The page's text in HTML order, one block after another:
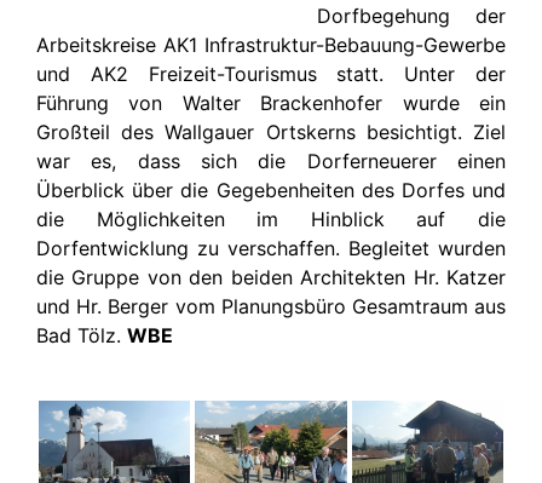
Dorfbegehung der
Arbeitskreise AK1 Infrastruktur-Bebauung-Gewerbe
und AK2 Freizeit-Tourismus statt. Unter der
Führung von Walter Brackenhofer wurde ein
Großteil des Wallgauer Ortskerns besichtigt. Ziel
war es, dass sich die Dorferneuerer einen
Überblick über die Gegebenheiten des Dorfes und
die Möglichkeiten im Hinblick auf die
Dorfentwicklung zu verschaffen. Begleitet wurden
die Gruppe von den beiden Architekten Hr. Katzer
und Hr. Berger vom Planungsbüro Gesamtraum aus
Bad Tölz. WBE